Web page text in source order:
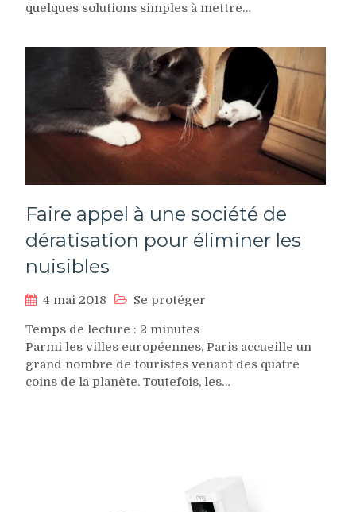
quelques solutions simples à mettre…
Faire appel à une société de
dératisation pour éliminer les
nuisibles
4 mai 2018 Se protéger
Temps de lecture : 2 minutes
Parmi les villes européennes, Paris accueille un
grand nombre de touristes venant des quatre
coins de la planète. Toutefois, les…